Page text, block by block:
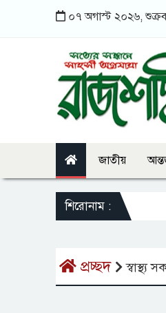
০৭ অগাস্ট ২০২৬,
জাতীয়
শিরোনাম :
প্রচ্ছদ স্বাস্থ্য